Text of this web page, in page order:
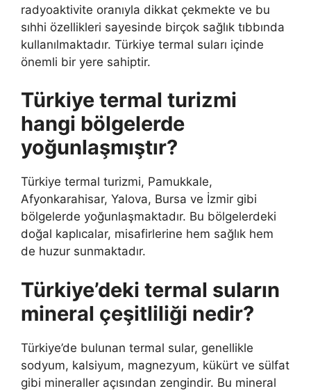
radyoaktivite oranıyla dikkat çekmekte ve bu
sıhhi özellikleri sayesinde birçok sağlık tıbbında
kullanılmaktadır. Türkiye termal suları içinde
önemli bir yere sahiptir.
Türkiye termal turizmi
hangi bölgelerde
yoğunlaşmıştır?
Türkiye termal turizmi, Pamukkale,
Afyonkarahisar, Yalova, Bursa ve İzmir gibi
bölgelerde yoğunlaşmaktadır. Bu bölgelerdeki
doğal kaplıcalar, misafirlerine hem sağlık hem
de huzur sunmaktadır.
Türkiye’deki termal suların
mineral çeşitliliği nedir?
Türkiye’de bulunan termal sular, genellikle
sodyum, kalsiyum, magnezyum, kükürt ve sülfat
gibi mineraller açısından zengindir. Bu mineral